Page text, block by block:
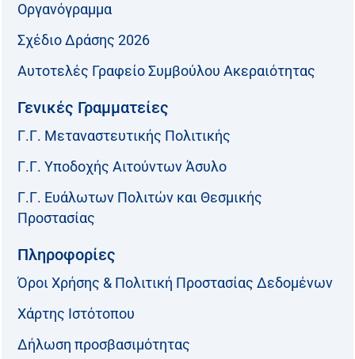
Οργανόγραμμα
Σχέδιο Δράσης 2026
Αυτοτελές Γραφείο Συμβούλου Ακεραιότητας
Γενικές Γραμματείες
Γ.Γ. Μεταναστευτικής Πολιτικής
Γ.Γ. Υποδοχής Αιτούντων Άσυλο
Γ.Γ. Ευάλωτων Πολιτών και Θεσμικής
Προστασίας
Πληροφορίες
Όροι Χρήσης & Πολιτική Προστασίας Δεδομένων
Χάρτης Ιστότοπου
Δήλωση προσβασιμότητας